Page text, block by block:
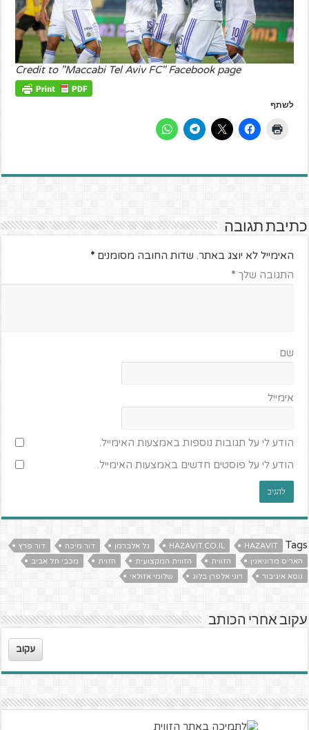
Credit to "Maccabi Tel Aviv FC" Facebook page
לשתף
כתיבת תגובה
האימייל לא יוצג באתר. שדות החובה מסומנים*
התגובה שלך*
שם
אימייל
הודע לי על תגובות נוספות באמצעות האימייל.
הודע לי על פוסטים חדשים באמצעות האימייל.
Tags
HAZAVIT
HAZAVIT.CO.IL גל אלברמן דור מיכה
דור פרץ
האריס מדוניאנין
הזווית הזווית המקצועית הזוית
מכבי תל אביב
נוסא איגיבור
רוני אלפרן בלוג שלומי אזולאי
עקוב אחרי הכותב
עקוב